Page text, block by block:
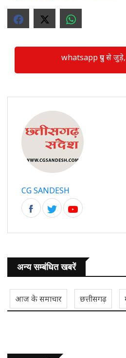
whatsapp ग्रुप से
CG SANDESH
अन्य सम्बंधित खबरें
आज के समाचार छत्तीसगढ़